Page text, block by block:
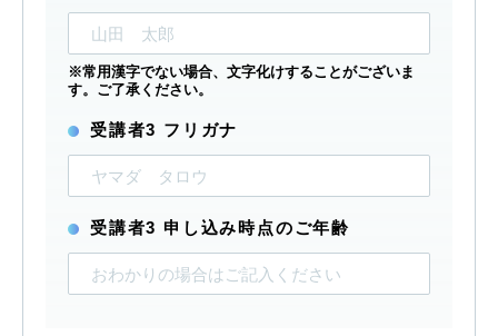
※常用漢字でない場合、文字化けすることがございま
す。ご了承ください。
受講者3 フリガナ
受講者3 申し込み時点のご年齢